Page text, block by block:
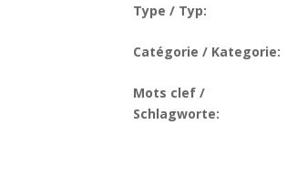
Type / Typ:
Catégorie / Kategorie:
Mots clef /
Schlagworte: